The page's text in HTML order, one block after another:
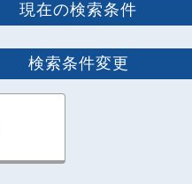
現在の検索条件
検索条件変更